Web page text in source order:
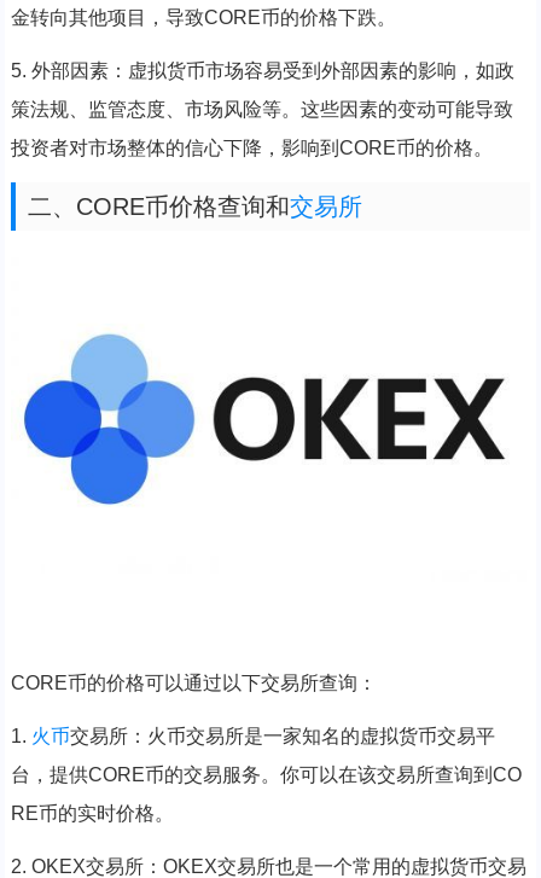
金转向其他项目，导致CORE币的价格下跌。
5. 外部因素：虚拟货币市场容易受到外部因素的影响，如政
策法规、监管态度、市场风险等。这些因素的变动可能导致
投资者对市场整体的信心下降，影响到CORE币的价格。
二、CORE币价格查询和交易所
CORE币的价格可以通过以下交易所查询：
1. 火币交易所：火币交易所是一家知名的虚拟货币交易平
台，提供CORE币的交易服务。你可以在该交易所查询到CO
RE币的实时价格。
2. OKEX交易所：OKEX交易所也是一个常用的虚拟货币交易